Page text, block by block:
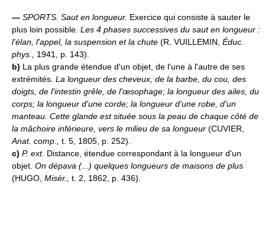
— SPORTS. Saut en longueur. Exercice qui consiste à sauter le
plus loin possible. Les 4 phases successives du saut en longueur :
l'élan, l'appel, la suspension et la chute (R. VUILLEMIN, Éduc.
phys., 1941, p. 143).
b) La plus grande étendue d'un objet, de l'une à l'autre de ses
extrémités. La longueur des cheveux, de la barbe, du cou, des
doigts, de l'intestin grêle, de l'œsophage; la longueur des ailes, du
corps; la longueur d'une corde; la longueur d'une robe, d'un
manteau. Cette glande est située sous la peau de chaque côté de
la mâchoire inférieure, vers le milieu de sa longueur (CUVIER,
Anat. comp., t. 5, 1805, p. 252).
c) P. ext. Distance, étendue correspondant à la longueur d'un
objet. On dépava (...) quelques longueurs de maisons de plus
(HUGO, Misér., t. 2, 1862, p. 436).